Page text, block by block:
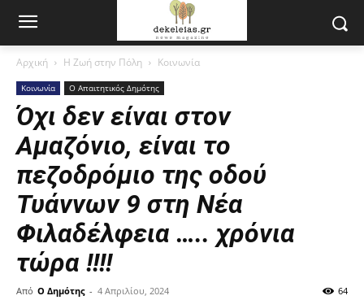
Αρχική Η Ζωή στην Πόλη Κοινωνία
Κοινωνία Ο Απαιτητικός Δημότης
Όχι δεν είναι στον
Αμαζόνιο, είναι το
πεζοδρόμιο της οδού
Τυάννων 9 στη Νέα
Φιλαδέλφεια ….. χρόνια
τώρα !!!!
Από Ο Δημότης - 4 Απριλίου, 2024 64